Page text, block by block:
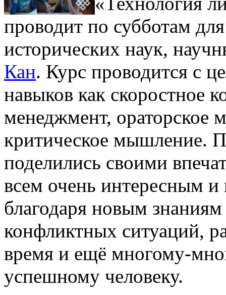
проводит по субботам
исторических наук,
Кан. Курс проводится с
навыков как скоростное
менеджмент, ораторское
критическое мышление.
поделились своими
всем очень интересным
благодаря новым знаниям
конфликтных ситуаций,
время и ещё многому-
успешному человеку.